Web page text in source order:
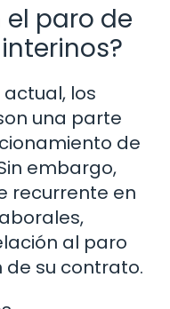
el paro de
los
una parte
de
embargo,
recurrente en
al paro
de su contrato.